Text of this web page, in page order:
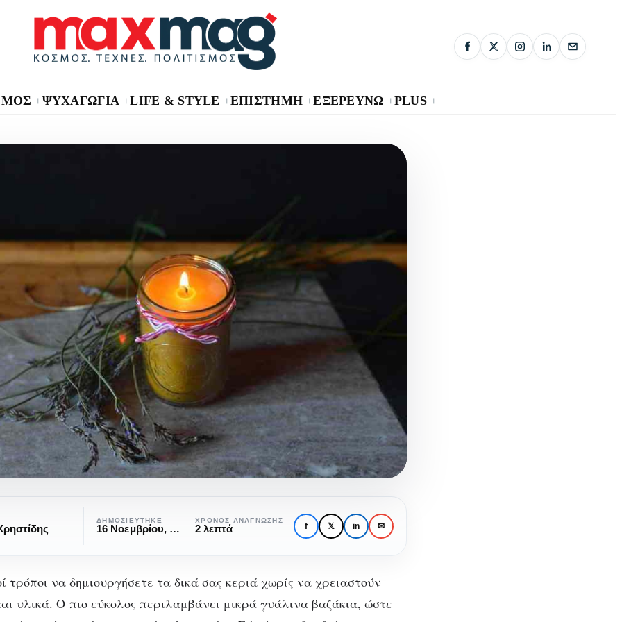
+ΨΥΧΑΓΩΓΙΑ +LIFE & STYLE +ΕΠΙΣΤΗΜΗ +ΕΞΕΡΕΥΝΩ +PLUS +
ΔΗΜΟΣΙΕΎΤΗΚΕ
16 Νοεμβρίου, 2016
ΧΡΌΝΟΣ ΑΝΆΓΝΩΣΗΣ
2 λεπτά f 𝕏 in ✉
να δημιουργήσετε τα δικά σας κεριά χωρίς να χρειαστούν
υλικά. Ο πιο εύκολος περιλαμβάνει μικρά γυάλινα βαζάκια, ώστε